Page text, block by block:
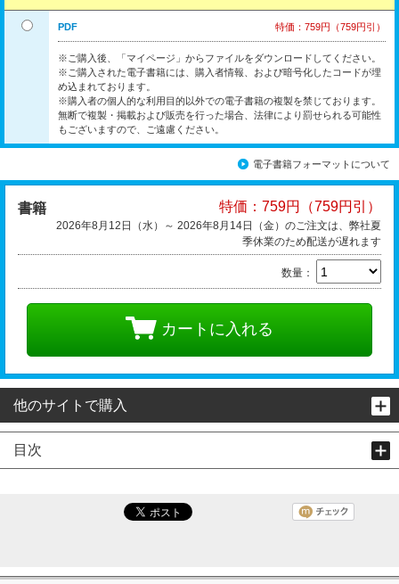
PDF 特価：759円（759円引）
※ご購入後、「マイページ」からファイルをダウンロードしてください。
※ご購入された電子書籍には、購入者情報、および暗号化したコードが埋
め込まれております。
※購入者の個人的な利用目的以外での電子書籍の複製を禁じております。
無断で複製・掲載および販売を行った場合、法律により罰せられる可能性
もございますので、ご遠慮ください。
電子書籍フォーマットについて
書籍 特価：759円（759円引）
2026年8月12日（水）～ 2026年8月14日（金）のご注文は、弊社夏
季休業のため配送が遅れます
数量：
カートに入れる
他のサイトで購入
目次